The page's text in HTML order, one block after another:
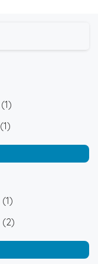
(1)
(1)
(1)
(2)